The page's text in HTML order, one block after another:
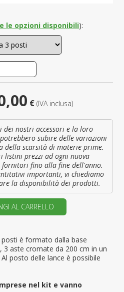
è formato dalla base
aste cromate da 200 cm in un
posto delle lance è possibile
nel kit e vanno
le opzioni disponibili):
€ (IVA inclusa)
dei nostri accessori e la loro
subire delle variazioni
della scarsità di materie prime.
listini prezzi ad ogni nuova
fornitori fino alla fine dell'anno.
importanti, vi chiediamo
la disponibilità dei prodotti.
AL CARRELLO